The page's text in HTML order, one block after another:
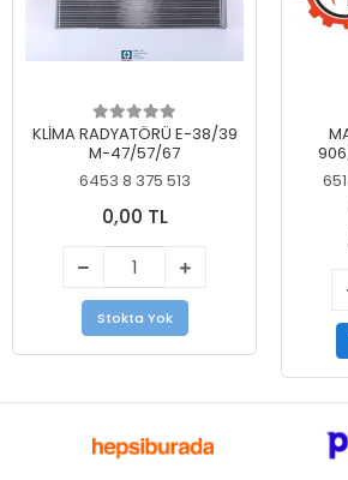
KLİMA RADYATÖRÜ E-38/39
M-47/57/67
6453 8 375 513
0,00 TL
Stokta Yok